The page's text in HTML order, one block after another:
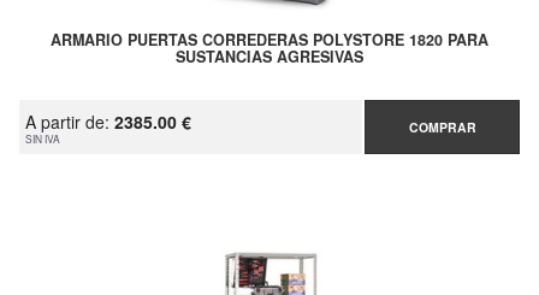
ARMARIO PUERTAS CORREDERAS POLYSTORE 1820 PARA
SUSTANCIAS AGRESIVAS
A partir de: 2385.00 €
SIN IVA
COMPRAR